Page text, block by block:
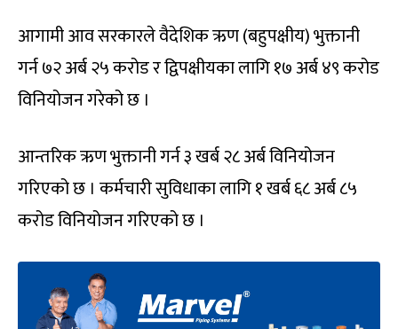
आगामी आव सरकारले वैदेशिक ऋण (बहुपक्षीय) भुक्तानी
गर्न ७२ अर्ब २५ करोड र द्विपक्षीयका लागि १७ अर्ब ४९ करोड
विनियोजन गरेको छ ।
आन्तरिक ऋण भुक्तानी गर्न ३ खर्ब २८ अर्ब विनियोजन
गरिएको छ । कर्मचारी सुविधाका लागि १ खर्ब ६८ अर्ब ८५
करोड विनियोजन गरिएको छ ।